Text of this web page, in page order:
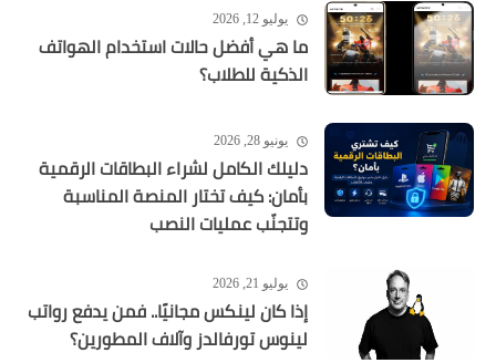
يوليو 12, 2026
ما هي أفضل حالات استخدام الهواتف
الذكية للطلاب؟
يونيو 28, 2026
دليلك الكامل لشراء البطاقات الرقمية
بأمان: كيف تختار المنصة المناسبة
وتتجنّب عمليات النصب
يوليو 21, 2026
إذا كان لينكس مجانيًا.. فمن يدفع رواتب
لينوس تورفالدز وآلاف المطورين؟